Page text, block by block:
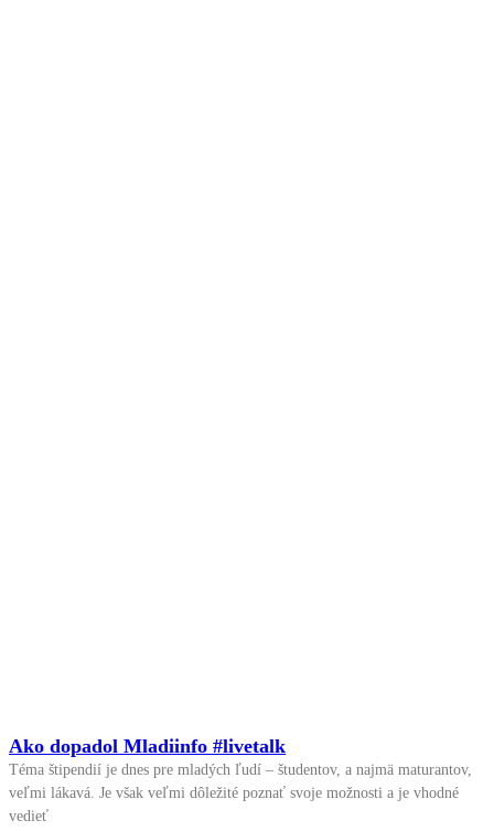
Ako dopadol Mladiinfo #livetalk
Téma štipendií je dnes pre mladých ľudí – študentov, a najmä maturantov,
veľmi lákavá. Je však veľmi dôležité poznať svoje možnosti a je vhodné
vedieť